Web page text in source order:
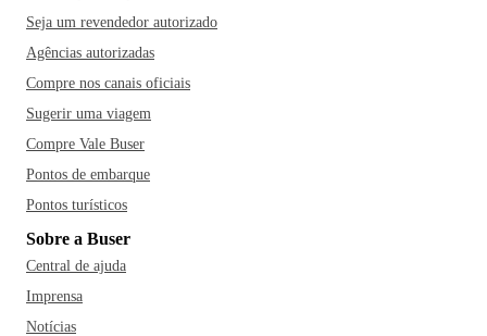
Seja um revendedor autorizado
Agências autorizadas
Compre nos canais oficiais
Sugerir uma viagem
Compre Vale Buser
Pontos de embarque
Pontos turísticos
Sobre a Buser
Central de ajuda
Imprensa
Notícias